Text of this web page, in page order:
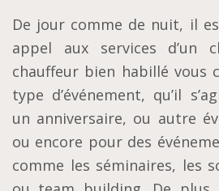
De jour comme de nuit, il
appel aux services d’un
chauffeur bien habillé vous
type d’événement, qu’il
un anniversaire, ou autre
ou encore pour des
comme les séminaires, les